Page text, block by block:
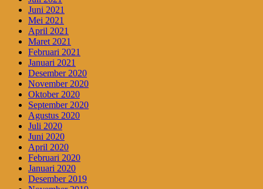
Juni 2021
Mei 2021
April 2021
Maret 2021
Februari 2021
Januari 2021
Desember 2020
November 2020
Oktober 2020
September 2020
Agustus 2020
Juli 2020
Juni 2020
April 2020
Februari 2020
Januari 2020
Desember 2019